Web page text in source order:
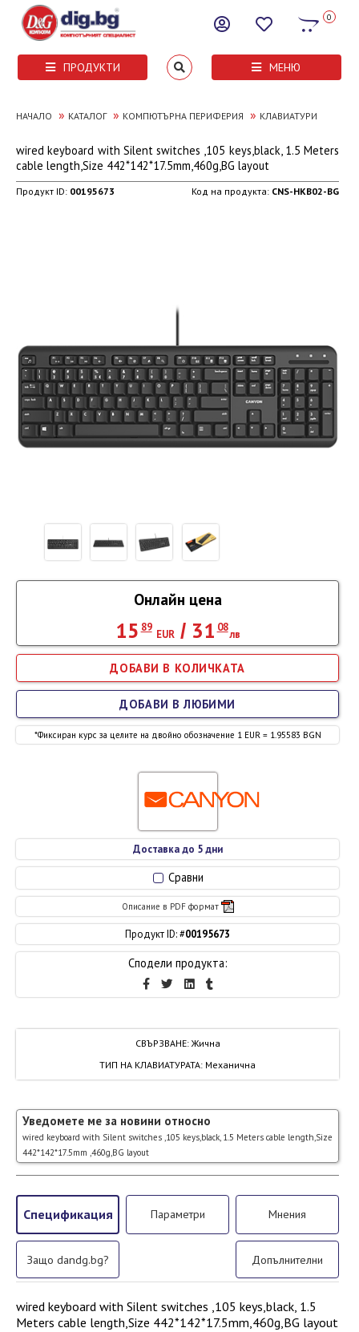
0
ПРОДУКТИ МЕНЮ
НАЧАЛО » КАТАЛОГ » КОМПЮТЪРНА ПЕРИФЕРИЯ » КЛАВИАТУРИ
wired keyboard with Silent switches ,105 keys,black, 1.5 Meters
cable length,Size 442*142*17.5mm,460g,BG layout
Продукт ID: 00195673 Код на продукта: CNS-HKB02-BG
СВЪРЗВАНЕ: Жична
ТИП НА КЛАВИАТУРАТА: Механична
Сравни
Описание в PDF формат
Продукт ID: #00195673
Сподели продукта:
Доставка до 5 дни
Онлайн цена
15 89
EUR/ 31 08
лв
*Фиксиран курс за целите на двойно обозначение 1 EUR = 1.95583 BGN
ДОБАВИ В ЛЮБИМИ
Уведомете ме за новини относно
wired keyboard with Silent switches ,105 keys,black, 1.5 Meters cable length,Size
442*142*17.5mm ,460g,BG layout
Спецификация Параметри Мнения
Защо dandg.bg? Допълнителни
wired keyboard with Silent switches ,105 keys,black, 1.5
Meters cable length,Size 442*142*17.5mm,460g,BG layout